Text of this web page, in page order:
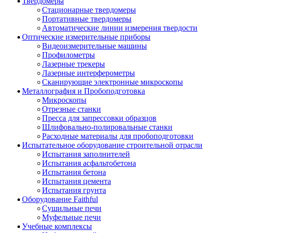
Стационарные твердомеры
Портативные твердомеры
Автоматические линии измерения твердости
Оптические измерительные приборы
Видеоизмерительные машины
Профилометры
Лазерные трекеры
Лазерные интерферометры
Сканирующие электронные микроскопы
Металлография и Пробоподготовка
Микроскопы
Отрезные станки
Пресса для запрессовки образцов
Шлифовально-полировальные станки
Расходные материалы для пробоподготовки
Испытательное оборудование строительной отрасли
Испытания заполнителей
Испытания асфальтобетона
Испытания бетона
Испытания цемента
Испытания грунта
Оборудование Faithful
Сушильные печи
Муфельные печи
Учебные комплексы